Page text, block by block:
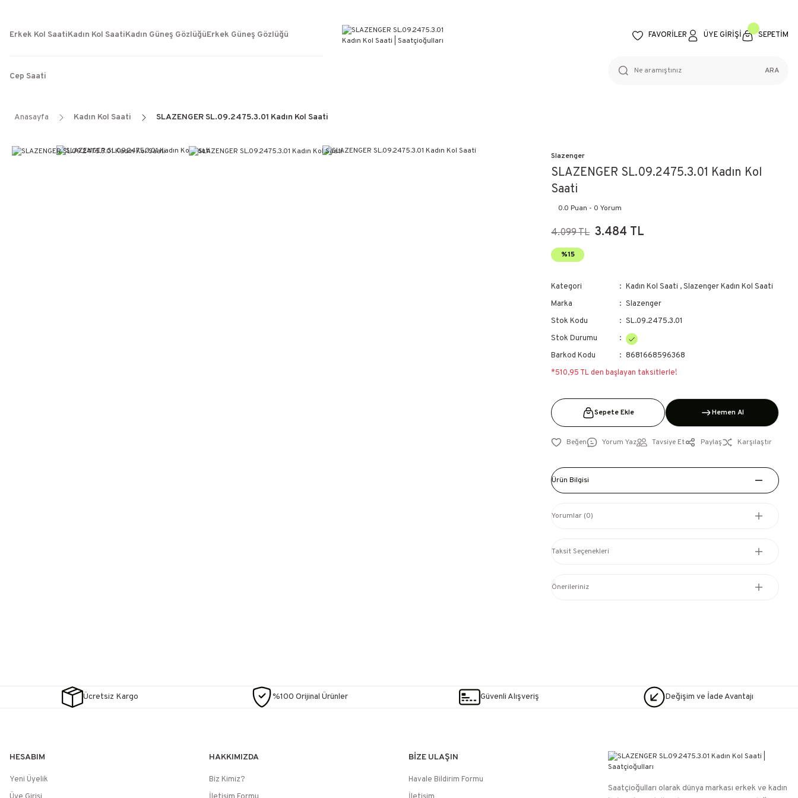
WEB SİTESİNE ÖZEL FİYATLAR
KAÇIRILMAYACAK FIRSATLAR
Erkek Kol SaatiKadın Kol SaatiKadın Güneş GözlüğüErkek Güneş Gözlüğü
Cep Saati
FAVORİLER ÜYE GİRİŞİ SEPETİM
ARA
Anasayfa Kadın Kol Saati SLAZENGER SL.09.2475.3.01 Kadın Kol Saati
Slazenger
SLAZENGER SL.09.2475.3.01 Kadın Kol
Saati
0.0 Puan - 0 Yorum
4.099 TL 3.484 TL
%15
Kategori Kadın Kol Saati ,Slazenger Kadın Kol Saati
Marka
Slazenger
Stok Kodu
SL.09.2475.3.01
Stok Durumu
Barkod Kodu
8681668596368
*510,95 TL den başlayan taksitlerle!
Sepete Ekle Hemen Al
Yorum Yaz Tavsiye Et Paylaş Karşılaştır
Ürün Bilgisi
Yorumlar (0)
Taksit Seçenekleri
Önerileriniz
Ücretsiz Kargo %100 Orijinal Ürünler Güvenli Alışveriş Değişim ve İade Avantajı
HESABIM
Yeni Üyelik
HAKKIMIZDA
Biz Kimiz?
BİZE ULAŞIN
Havale Bildirim Formu
Saatçioğulları⁠ olarak dünya markası erkek ve kadın